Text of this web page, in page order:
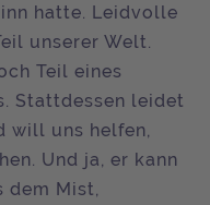
hatte. Leidvolle
unserer Welt.
Teil eines
Stattdessen leidet
will uns helfen,
Und ja, er kann
dem Mist,